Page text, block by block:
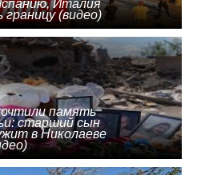
Италия
(видео)
память
старший сын
в Николаеве